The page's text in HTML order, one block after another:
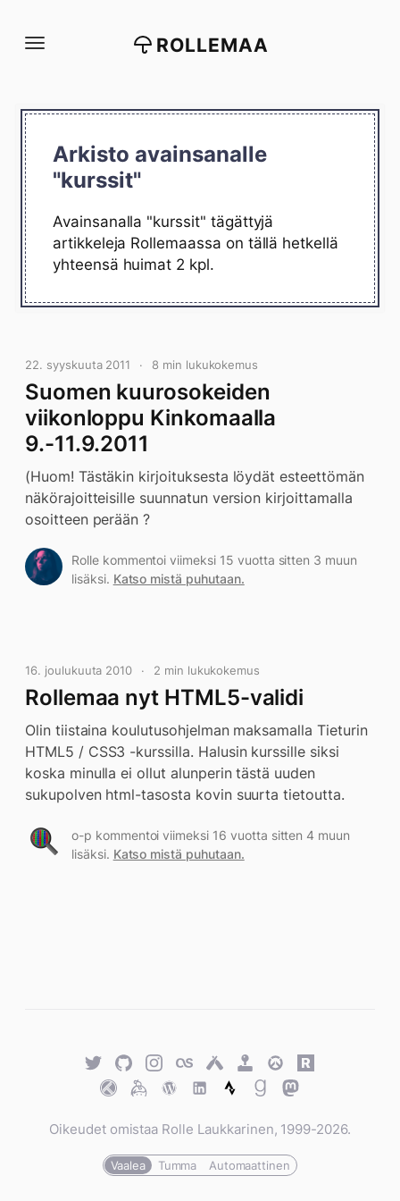
suoraan
ROLLEMAA
Arkisto avainsanalle
"kurssit"
Avainsanalla "kurssit" tägättyjä
artikkeleja Rollemaassa on tällä hetkellä
yhteensä huimat 2 kpl.
22. syyskuuta 2011 8 min lukukokemus
Suomen kuurosokeiden
viikonloppu Kinkomaalla
9.-11.9.2011
(Huom! Tästäkin kirjoituksesta löydät esteettömän
näkörajoitteisille suunnatun version kirjoittamalla
osoitteen perään ?
Rolle kommentoi viimeksi 15 vuotta sitten 3 muun
lisäksi. Katso mistä puhutaan.
16. joulukuuta 2010 2 min lukukokemus
Rollemaa nyt HTML5-validi
Olin tiistaina koulutusohjelman maksamalla Tieturin
HTML5 / CSS3 -kurssilla. Halusin kurssille siksi
koska minulla ei ollut alunperin tästä uuden
sukupolven html-tasosta kovin suurta tietoutta.
o-p kommentoi viimeksi 16 vuotta sitten 4 muun
lisäksi. Katso mistä puhutaan.
TwitterGitHubTwitterLast.fmUntappd
Retro
Achievements
Overwatch
Rawg.io
TraktKeybaseWordPress
WordPress
StravaGoodreads
Mastodon
Oikeudet omistaa Rolle Laukkarinen, 1999-2026.
Vaalea Tumma Automaattinen